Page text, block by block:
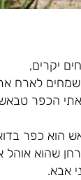
יקרים,
שמחים לארח
הכפר
הוא כפר
שהוא אוהל
אבא.